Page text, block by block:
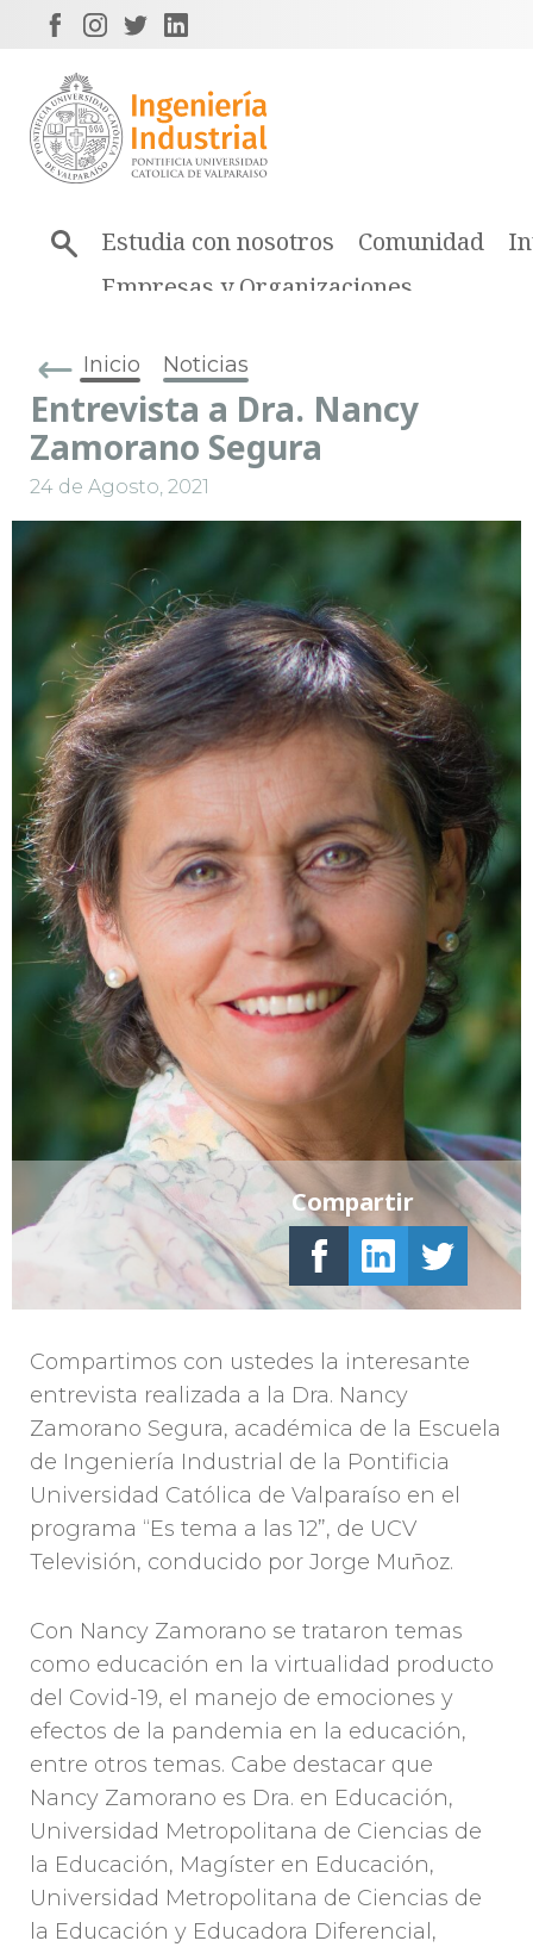
Estudia con nosotros Comunidad
Empresas y Organizaciones
Inicio Noticias
Entrevista a Dra. Nancy
Zamorano Segura
24 de Agosto, 2021
Compartimos con ustedes la interesante
entrevista realizada a la Dra. Nancy
Zamorano Segura, académica de la Escuela
de Ingeniería Industrial de la Pontificia
Universidad Católica de Valparaíso en el
programa “Es tema a las 12”, de UCV
Televisión, conducido por Jorge Muñoz.
Con Nancy Zamorano se trataron temas
como educación en la virtualidad producto
del Covid-19, el manejo de emociones y
efectos de la pandemia en la educación,
entre otros temas. Cabe destacar que
Nancy Zamorano es Dra. en Educación,
Universidad Metropolitana de Ciencias de
la Educación, Magíster en Educación,
Universidad Metropolitana de Ciencias de
la Educación y Educadora Diferencial,
Compartir